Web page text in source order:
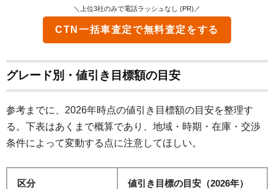
＼上位3社のみで電話ラッシュなし (PR)／
CTN一括車査定で無料査定をする
グレード別・値引き目標額の目安
参考までに、2026年時点の値引き目標額の目安を整理す
る。下表はあくまで概算であり、地域・時期・在庫・交渉
条件によって変動する点に注意してほしい。
区分 値引き目標の目安（2026年）